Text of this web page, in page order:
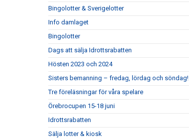
Bingolotter & Sverigelotter
Info damlaget
Bingolotter
Dags att sälja Idrottsrabatten
Hösten 2023 och 2024
Sisters bemanning – fredag, lördag och söndag!
Tre föreläsningar för våra spelare
Örebrocupen 15-18 juni
Idrottsrabatten
Sälja lotter & kiosk